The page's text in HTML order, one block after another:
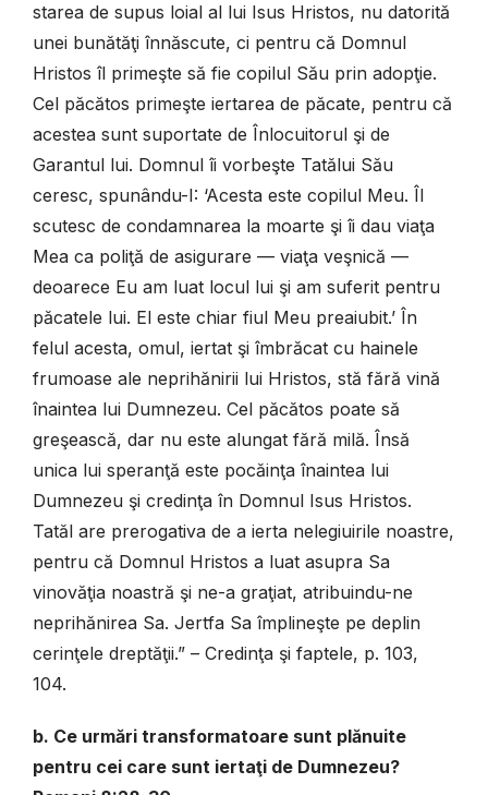
starea de supus loial al lui Isus Hristos, nu datorită
unei bunătăţi înnăscute, ci pentru că Domnul
Hristos îl primeşte să fie copilul Său prin adopţie.
Cel păcătos primeşte iertarea de păcate, pentru că
acestea sunt suportate de Înlocuitorul şi de
Garantul lui. Domnul îi vorbeşte Tatălui Său
ceresc, spunându-I: ‘Acesta este copilul Meu. Îl
scutesc de condamnarea la moarte şi îi dau viaţa
Mea ca poliţă de asigurare — viaţa veşnică —
deoarece Eu am luat locul lui şi am suferit pentru
păcatele lui. El este chiar fiul Meu preaiubit.’ În
felul acesta, omul, iertat şi îmbrăcat cu hainele
frumoase ale neprihănirii lui Hristos, stă fără vină
înaintea lui Dumnezeu. Cel păcătos poate să
greşească, dar nu este alungat fără milă. Însă
unica lui speranţă este pocăinţa înaintea lui
Dumnezeu şi credinţa în Domnul Isus Hristos.
Tatăl are prerogativa de a ierta nelegiuirile noastre,
pentru că Domnul Hristos a luat asupra Sa
vinovăţia noastră şi ne-a graţiat, atribuindu-ne
neprihănirea Sa. Jertfa Sa împlineşte pe deplin
cerinţele dreptăţii.” – Credinţa şi faptele, p. 103,
104.
b. Ce urmări transformatoare sunt plănuite
pentru cei care sunt iertaţi de Dumnezeu?